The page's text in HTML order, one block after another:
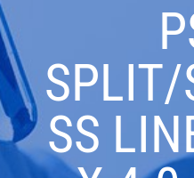
SPLIT/
SS